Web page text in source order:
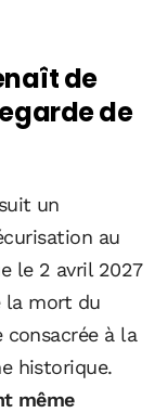
de
de
un
au
le 2 avril 2027
la mort du
consacrée à la
historique.
même